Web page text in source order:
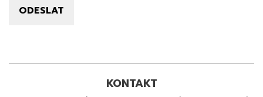
KONTAKT